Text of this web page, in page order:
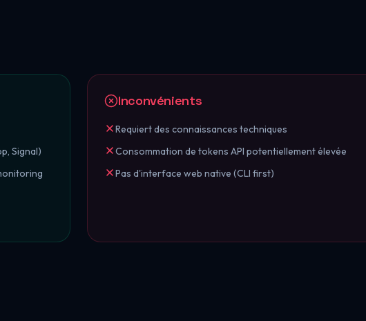
Signal)
Inconvénients
Requiert des connaissances techniques
Consommation de tokens API potentiellement élevée
Pas d'interface web native (CLI first)